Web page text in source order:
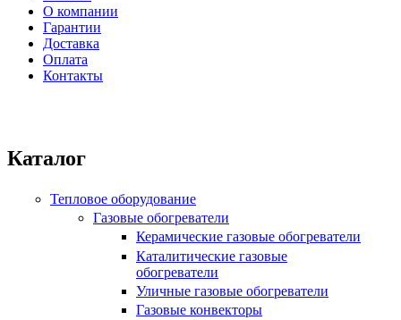
Главное меню
О компании
Гарантии
Доставка
Оплата
Контакты
Каталог
Тепловое оборудование
Газовые обогреватели
Керамические газовые обогреватели
Каталитические газовые
обогреватели
Уличные газовые обогреватели
Газовые конвекторы